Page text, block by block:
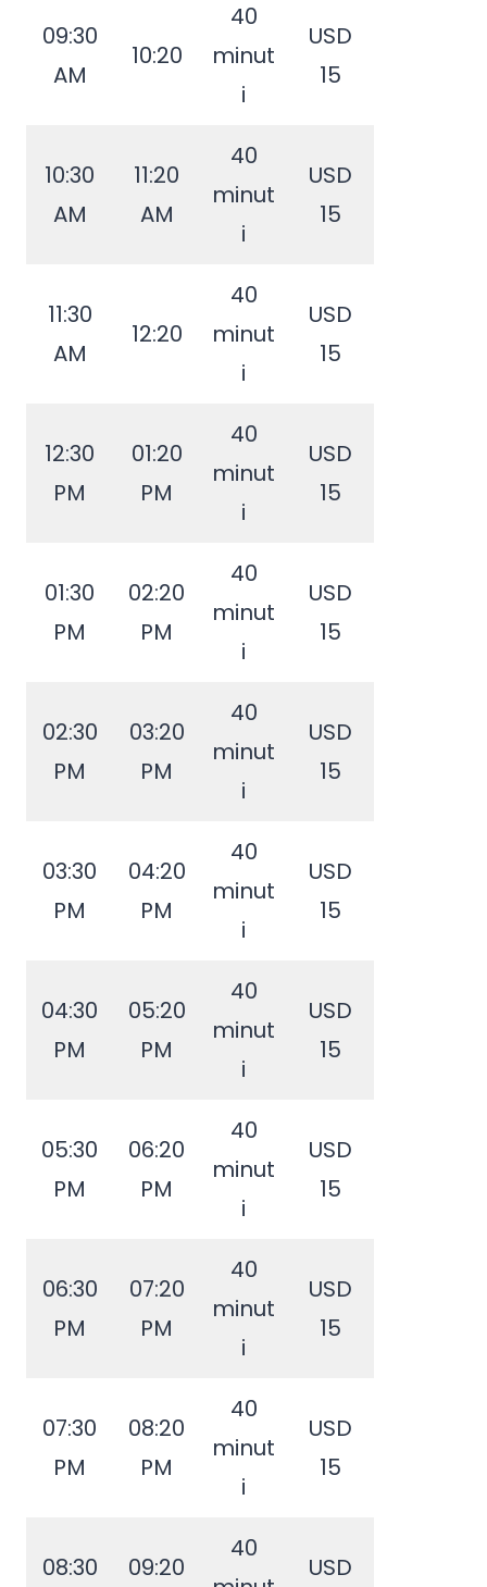
09:30
AM
10:20
40
minut
i
USD
15
10:30
AM
11:20
AM
40
minut
i
USD
15
11:30
AM
12:20
40
minut
i
USD
15
12:30
PM
01:20
PM
40
minut
i
USD
15
01:30
PM
02:20
PM
40
minut
i
USD
15
02:30
PM
03:20
PM
40
minut
i
USD
15
03:30
PM
04:20
PM
40
minut
i
USD
15
04:30
PM
05:20
PM
40
minut
i
USD
15
05:30
PM
06:20
PM
40
minut
i
USD
15
06:30
PM
07:20
PM
40
minut
i
USD
15
07:30
PM
08:20
PM
40
minut
i
USD
15
08:30 09:20
40
USD